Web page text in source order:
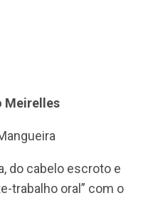
Meirelles
do cabelo escroto e
trabalho oral” com o